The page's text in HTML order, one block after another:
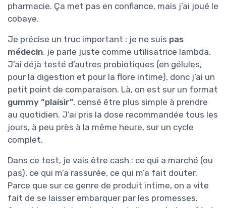
pharmacie. Ça met pas en confiance, mais j’ai joué le
cobaye.
Je précise un truc important : je ne suis pas
médecin, je parle juste comme utilisatrice lambda.
J’ai déjà testé d’autres probiotiques (en gélules,
pour la digestion et pour la flore intime), donc j’ai un
petit point de comparaison. Là, on est sur un format
gummy “plaisir”, censé être plus simple à prendre
au quotidien. J’ai pris la dose recommandée tous les
jours, à peu près à la même heure, sur un cycle
complet.
Dans ce test, je vais être cash : ce qui a marché (ou
pas), ce qui m’a rassurée, ce qui m’a fait douter.
Parce que sur ce genre de produit intime, on a vite
fait de se laisser embarquer par les promesses.